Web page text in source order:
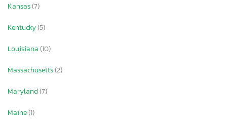
Kansas(7)
Kentucky(5)
Louisiana(10)
Massachusetts(2)
Maryland(7)
Maine(1)